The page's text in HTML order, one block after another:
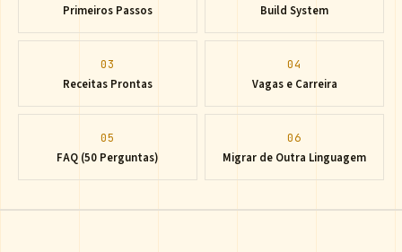
Primeiros Passos Build System
03
Receitas Prontas
04
Vagas e Carreira
05
FAQ (50 Perguntas)
06
Migrar de Outra Linguagem